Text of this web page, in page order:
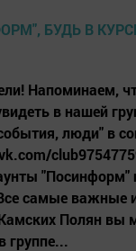
Напоминаем,
в нашей
люди" в
"Посинформ"
самые важные
Полян вы
группе...